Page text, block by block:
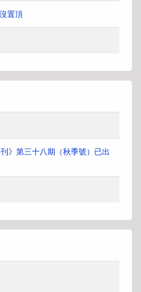
置頂
刊》第三十八期（秋季號）已出